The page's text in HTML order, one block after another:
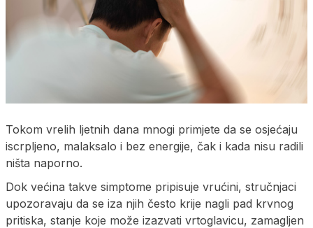
Tokom vrelih ljetnih dana mnogi primjete da se osjećaju
iscrpljeno, malaksalo i bez energije, čak i kada nisu radili
ništa naporno.
Dok većina takve simptome pripisuje vrućini, stručnjaci
upozoravaju da se iza njih često krije nagli pad krvnog
pritiska, stanje koje može izazvati vrtoglavicu, zamagljen